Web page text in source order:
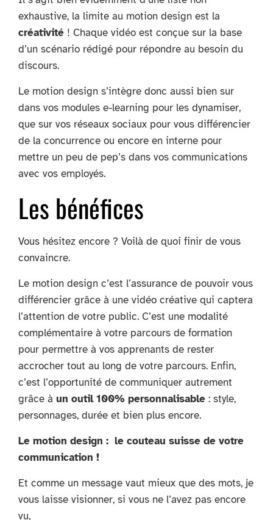
exhaustive, la limite au motion design est la
créativité ! Chaque vidéo est conçue sur la base
d’un scénario rédigé pour répondre au besoin du
discours.
Le motion design s’intègre donc aussi bien sur
dans vos modules e-learning pour les dynamiser,
que sur vos réseaux sociaux pour vous différencier
de la concurrence ou encore en interne pour
mettre un peu de pep’s dans vos communications
avec vos employés.
Les bénéfices
Vous hésitez encore ? Voilà de quoi finir de vous
convaincre.
Le motion design c’est l’assurance de pouvoir vous
différencier grâce à une vidéo créative qui captera
l’attention de votre public. C’est une modalité
complémentaire à votre parcours de formation
pour permettre à vos apprenants de rester
accrocher tout au long de votre parcours. Enfin,
c’est l’opportunité de communiquer autrement
grâce à un outil 100% personnalisable : style,
personnages, durée et bien plus encore.
Le motion design : le couteau suisse de votre
communication !
Et comme un message vaut mieux que des mots, je
vous laisse visionner, si vous ne l’avez pas encore
vu,